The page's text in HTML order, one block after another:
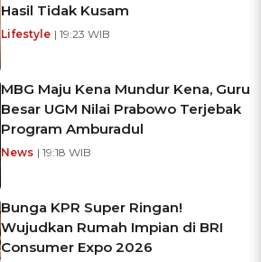
Hasil Tidak Kusam
Lifestyle | 19:23 WIB
MBG Maju Kena Mundur Kena, Guru
Besar UGM Nilai Prabowo Terjebak
Program Amburadul
News | 19:18 WIB
Bunga KPR Super Ringan!
Wujudkan Rumah Impian di BRI
Consumer Expo 2026